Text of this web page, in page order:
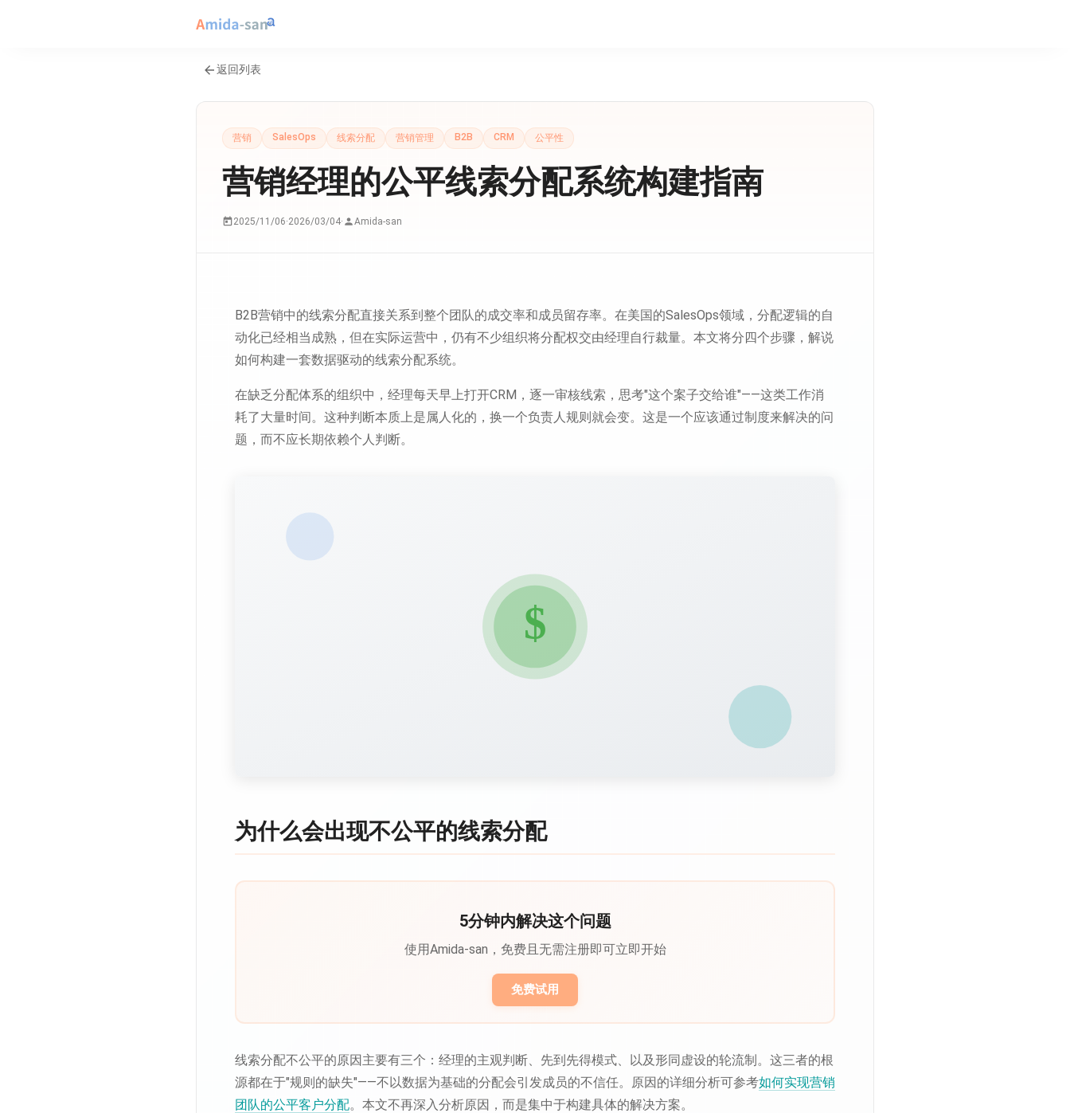
返回列表
营销 SalesOps 线索分配 营销管理 B2B CRM 公平性
营销经理的公平线索分配系统构建指南
2025/11/06·2026/03/04· Amida-san
B2B营销中的线索分配直接关系到整个团队的成交率和成员留存率。在美国的SalesOps领域，分配逻辑的自
动化已经相当成熟，但在实际运营中，仍有不少组织将分配权交由经理自行裁量。本文将分四个步骤，解说
如何构建一套数据驱动的线索分配系统。
在缺乏分配体系的组织中，经理每天早上打开CRM，逐一审核线索，思考"这个案子交给谁"——这类工作消
耗了大量时间。这种判断本质上是属人化的，换一个负责人规则就会变。这是一个应该通过制度来解决的问
题，而不应长期依赖个人判断。
为什么会出现不公平的线索分配
5分钟内解决这个问题
使用Amida-san，免费且无需注册即可立即开始
免费试用
线索分配不公平的原因主要有三个：经理的主观判断、先到先得模式、以及形同虚设的轮流制。这三者的根
源都在于"规则的缺失"——不以数据为基础的分配会引发成员的不信任。原因的详细分析可参考如何实现营销
团队的公平客户分配。本文不再深入分析原因，而是集中于构建具体的解决方案。